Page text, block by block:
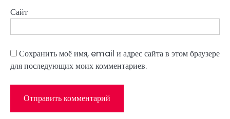
Сайт
Сохранить моё имя, email и адрес сайта в этом браузере
для последующих моих комментариев.